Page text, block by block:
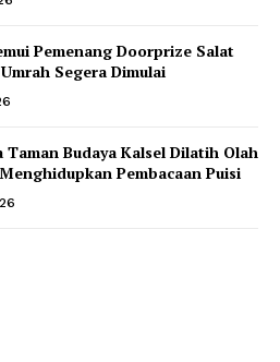
Pemenang Doorprize Salat
Segera Dimulai
Budaya Kalsel Dilatih Olah
Pembacaan Puisi